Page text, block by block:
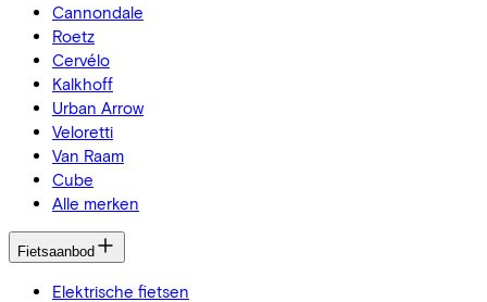
Cannondale
Roetz
Cervélo
Kalkhoff
Urban Arrow
Veloretti
Van Raam
Cube
Alle merken
Fietsaanbod
Elektrische fietsen